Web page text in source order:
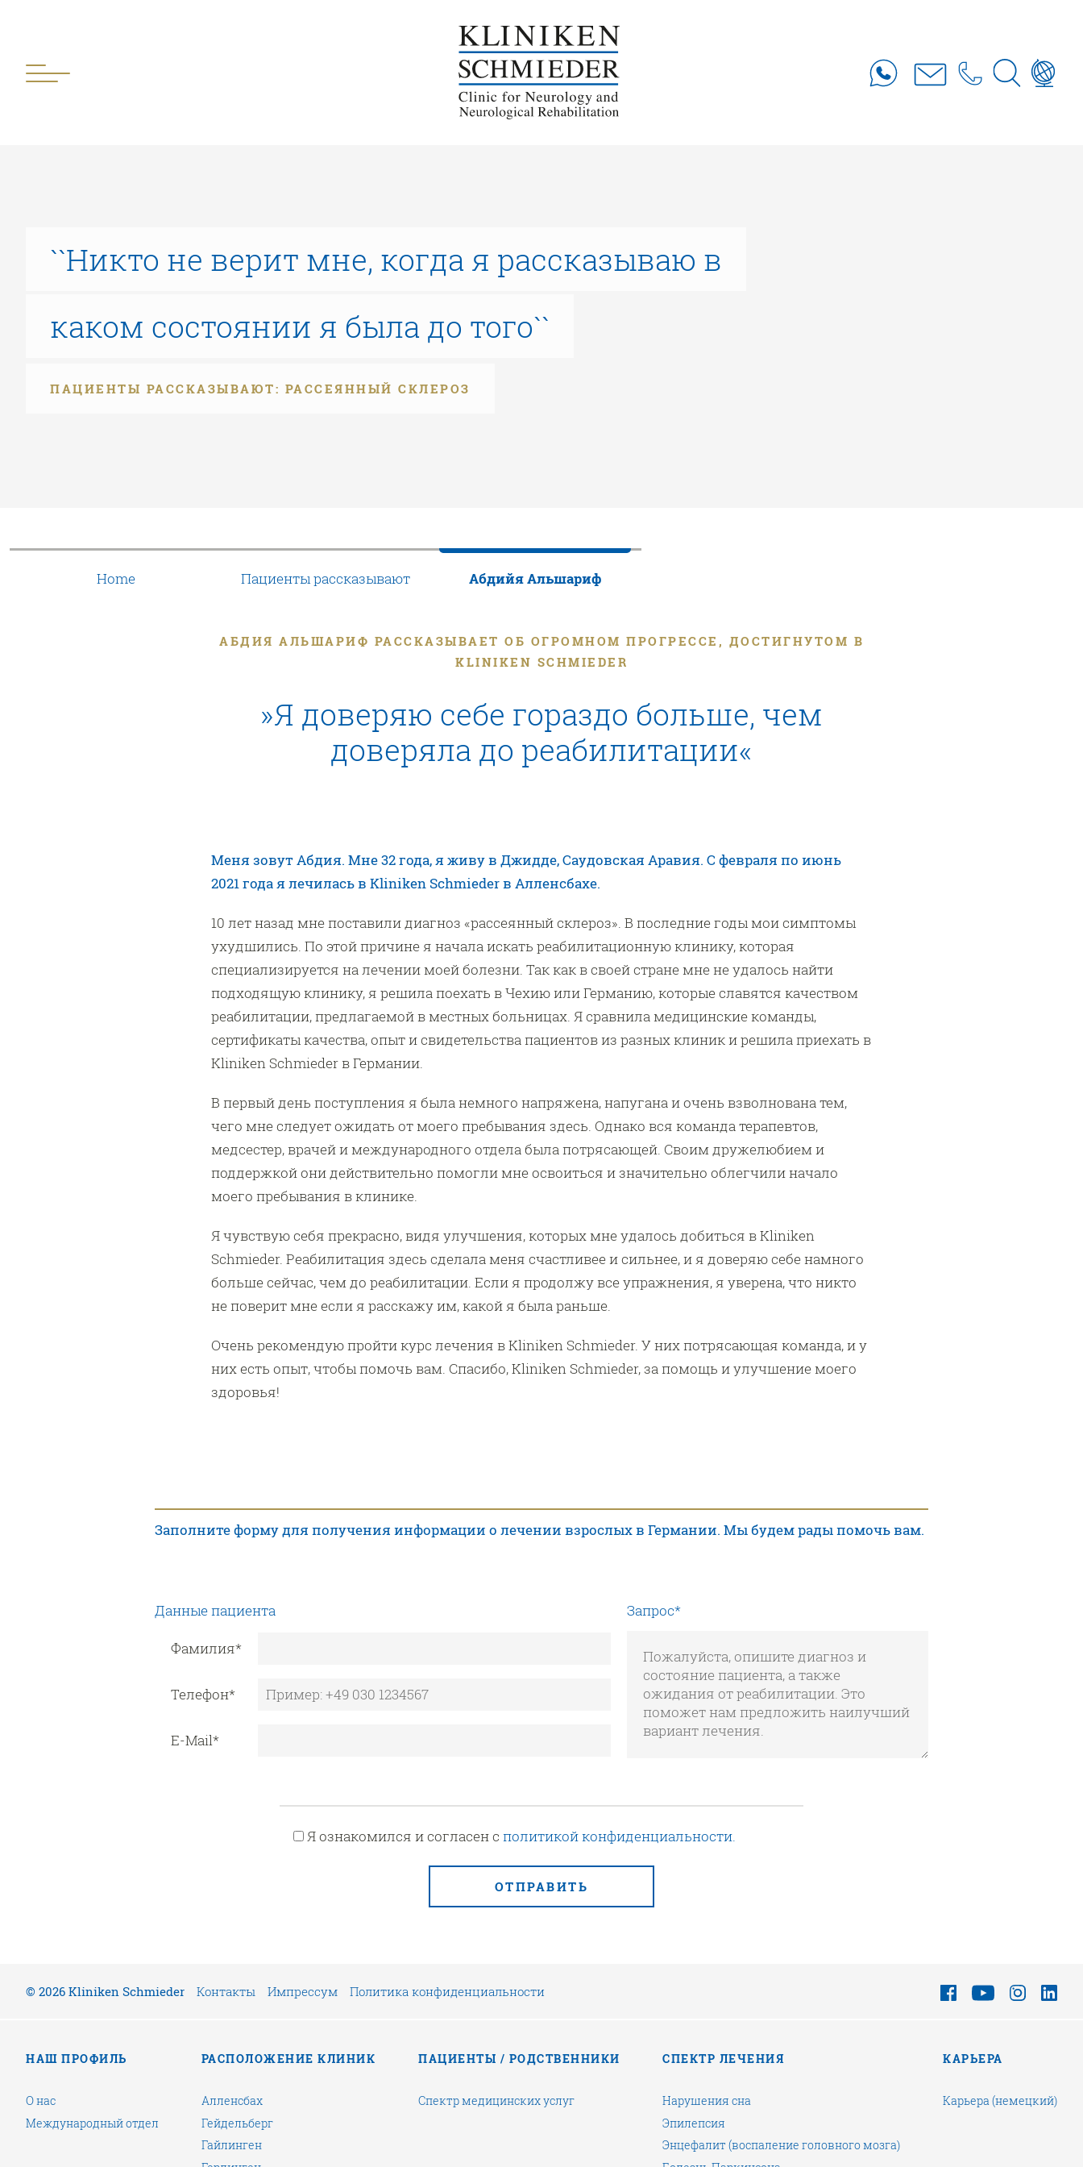
``Никто не верит мне, когда я рассказываю в
каком состоянии я была до того``
ПАЦИЕНТЫ РАССКАЗЫВАЮТ: РАССЕЯННЫЙ СКЛЕРОЗ
Home Пациенты рассказывают Абдийя Альшариф
АБДИЯ АЛЬШАРИФ РАССКАЗЫВАЕТ ОБ ОГРОМНОМ ПРОГРЕССЕ, ДОСТИГНУТОМ В
KLINIKEN SCHMIEDER
»Я доверяю себе гораздо больше, чем
доверяла до реабилитации«
Меня зовут Абдия. Мне 32 года, я живу в Джидде, Саудовская Аравия. С февраля по июнь
2021 года я лечилась в Kliniken Schmieder в Алленсбахе.
10 лет назад мне поставили диагноз «рассеянный склероз». В последние годы мои симптомы
ухудшились. По этой причине я начала искать реабилитационную клинику, которая
специализируется на лечении моей болезни. Так как в своей стране мне не удалось найти
подходящую клинику, я решила поехать в Чехию или Германию, которые славятся качеством
реабилитации, предлагаемой в местных больницах. Я сравнила медицинские команды,
сертификаты качества, опыт и свидетельства пациентов из разных клиник и решила приехать в
Kliniken Schmieder в Германии.
В первый день поступления я была немного напряжена, напугана и очень взволнована тем,
чего мне следует ожидать от моего пребывания здесь. Однако вся команда терапевтов,
медсестер, врачей и международного отдела была потрясающей. Своим дружелюбием и
поддержкой они действительно помогли мне освоиться и значительно облегчили начало
моего пребывания в клинике.
Я чувствую себя прекрасно, видя улучшения, которых мне удалось добиться в Kliniken
Schmieder. Реабилитация здесь сделала меня счастливее и сильнее, и я доверяю себе намного
больше сейчас, чем до реабилитации. Если я продолжу все упражнения, я уверена, что никто
не поверит мне если я расскажу им, какой я была раньше.
Очень рекомендую пройти курс лечения в Kliniken Schmieder. У них потрясающая команда, и у
них есть опыт, чтобы помочь вам. Спасибо, Kliniken Schmieder, за помощь и улучшение моего
здоровья!
Заполните форму для получения информации о лечении взрослых в Германии. Мы будем рады помочь вам.
Данные пациента
Фамилия*
Телефон*
E-Mail*
Запрос*
Я ознакомился и согласен с политикой конфиденциальности.
ОТПРАВИТЬ
© 2026 Kliniken Schmieder Контакты Импрессум Политика конфиденциальности
НАШ ПРОФИЛЬ
О нас
Международный отдел
РАСПОЛОЖЕНИЕ КЛИНИК
Алленсбах
Гейдельберг
Гайлинген
ПАЦИЕНТЫ / РОДСТВЕННИКИ
Спектр медицинских услуг
СПЕКТР ЛЕЧЕНИЯ
Нарушения сна
Эпилепсия
Энцефалит (воспаление головного мозга)
КАРЬЕРА
Карьера (немецкий)